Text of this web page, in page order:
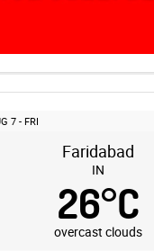
7 - FRI
Faridabad
IN
26°C
overcast clouds